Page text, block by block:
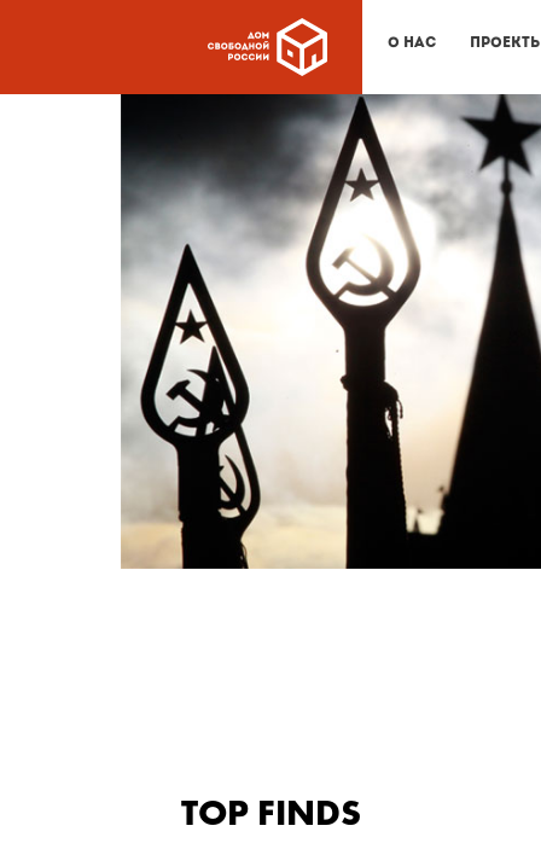
О нас
TOP FINDS